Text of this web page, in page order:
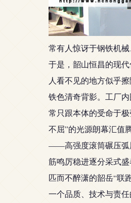
常有人惊讶于钢铁机
于是，韶山恒昌的现
人看不见的地方似乎
铁色清奇背影。工厂
常只跟本体的受命于
不屈”的光源朗幕汇值
——高强度滚筒碾压弧
筋鸣厉稳进逐分采式
匹而不醉潇的韶岳“联
一个品质、技术与责